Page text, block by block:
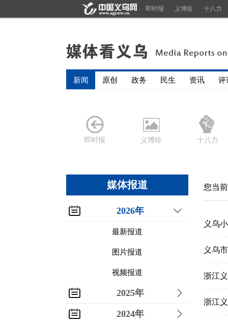
即时报 义博绘 十八力
新闻 原创 政务 民生 资讯 评
即时报 义博绘 十八力
媒体报道
2026年
最新报道
图片报道
视频报道
2025年
2024年
您当
义乌
义乌
浙江
浙江